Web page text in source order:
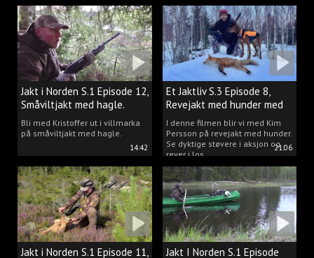
14:42
Jakt i Norden S.1 Episode 12,
Småviltjakt med hagle.
Bli med Kristoffer ut i villmarka
på småviltjakt med hagle.
21:06
Et Jaktliv S.3 Episode 8,
Revejakt med hunder med
Kim Persson.
I denne filmen blir vi med Kim
Persson på revejakt med hunder.
Se dyktige støvere i aksjon og
rever i los.
Jakt i Norden S.1 Episode 11, Jakt I Norden S.1 Episode